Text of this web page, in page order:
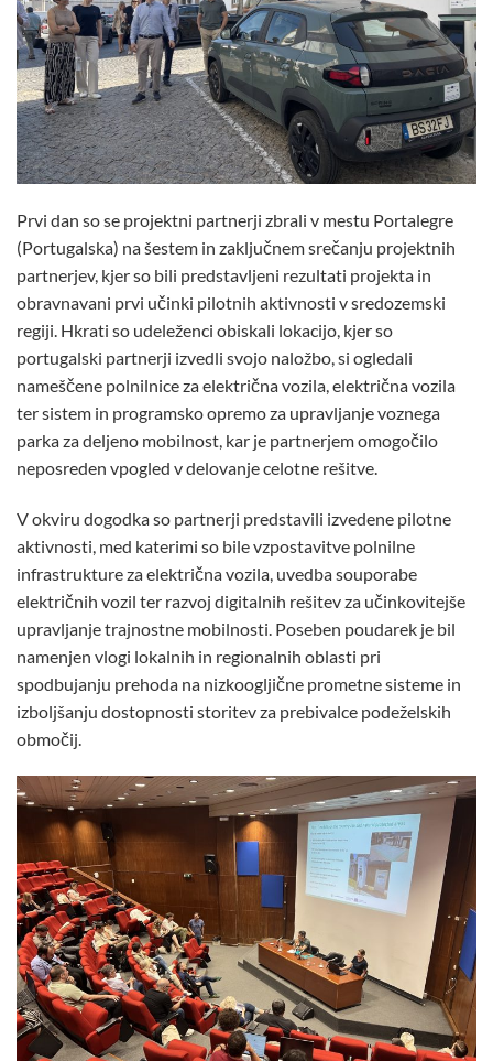
Prvi dan so se projektni partnerji zbrali v mestu Portalegre
(Portugalska) na šestem in zaključnem srečanju projektnih
partnerjev, kjer so bili predstavljeni rezultati projekta in
obravnavani prvi učinki pilotnih aktivnosti v sredozemski
regiji. Hkrati so udeleženci obiskali lokacijo, kjer so
portugalski partnerji izvedli svojo naložbo, si ogledali
nameščene polnilnice za električna vozila, električna vozila
ter sistem in programsko opremo za upravljanje voznega
parka za deljeno mobilnost, kar je partnerjem omogočilo
neposreden vpogled v delovanje celotne rešitve.
V okviru dogodka so partnerji predstavili izvedene pilotne
aktivnosti, med katerimi so bile vzpostavitve polnilne
infrastrukture za električna vozila, uvedba souporabe
električnih vozil ter razvoj digitalnih rešitev za učinkovitejše
upravljanje trajnostne mobilnosti. Poseben poudarek je bil
namenjen vlogi lokalnih in regionalnih oblasti pri
spodbujanju prehoda na nizkoogljične prometne sisteme in
izboljšanju dostopnosti storitev za prebivalce podeželskih
območij.